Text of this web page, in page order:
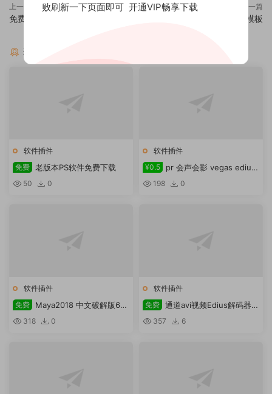
上一篇
免费edius三角形婚礼写真展示
下一篇
edius8.5水墨图文写真展示模板
猜你喜欢
软件插件
免费 老版本PS软件免费下载
50 0
软件插件
¥0.5
pr 会声会影 vegas edius
通用三维插件boris red 5.5.3
198 0
软件插件
免费
Maya2018 中文破解版64
位含注册机 maya2018软件安装
318 0
软件插件
免费 通道avi视频Edius解码器下
载 357 6
败刷新一下页面即可 开通VIP畅享下载